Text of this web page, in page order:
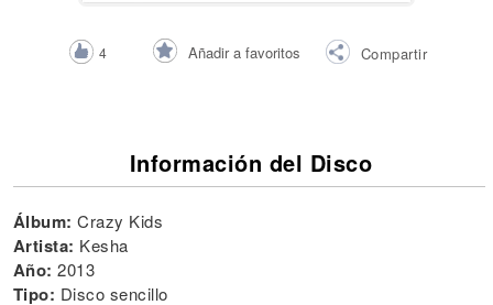
4 Añadir a favoritos Compartir
Información del Disco
Álbum: Crazy Kids
Artista: Kesha
Año: 2013
Tipo: Disco sencillo